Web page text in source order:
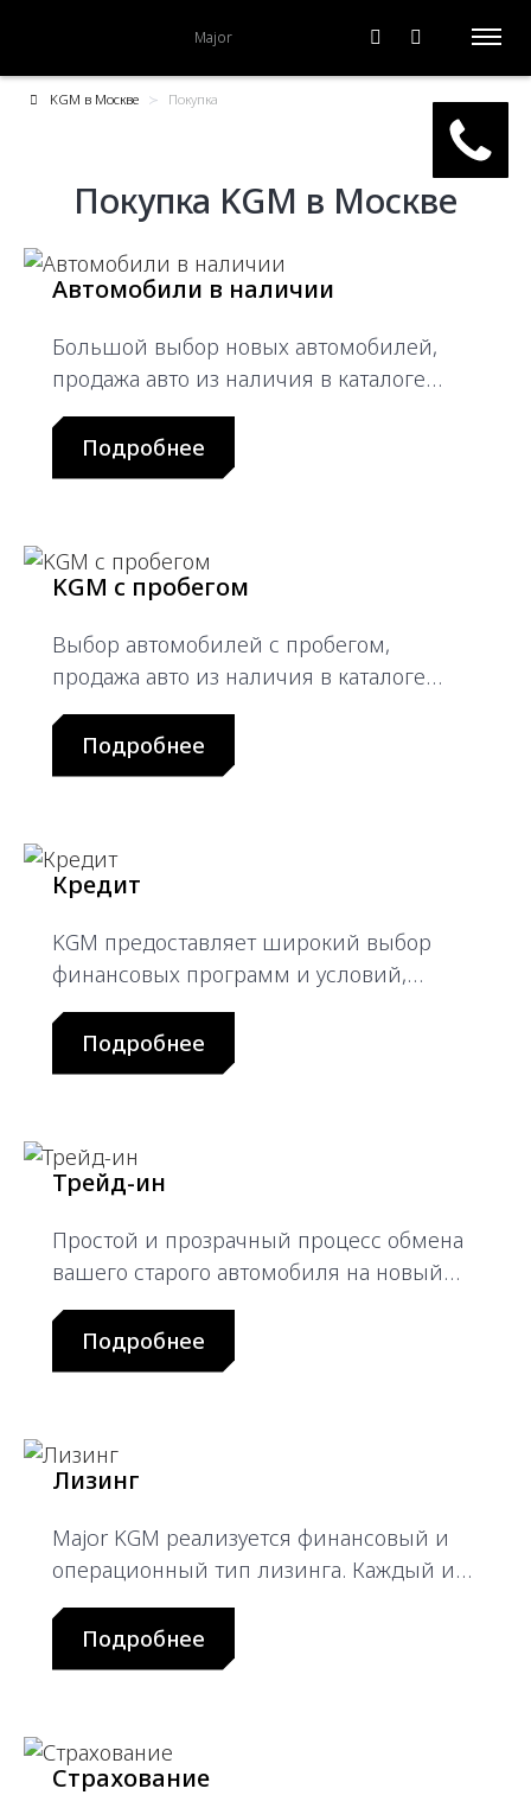
Major
KGM в Москве Покупка
Покупка KGM в Москве
Автомобили в наличии
Большой выбор новых автомобилей,
продажа авто из наличия в каталоге
официального дилерского центра
Подробнее
KGM с пробегом
Выбор автомобилей с пробегом,
продажа авто из наличия в каталоге
официального дилерского центра
Подробнее
Кредит
KGM предоставляет широкий выбор
финансовых программ и условий,
позволяющих вам купить автомобиль
Подробнее
Трейд-ин
Простой и прозрачный процесс обмена
вашего старого автомобиля на новый
KGM
Подробнее
Лизинг
Major KGM реализуется финансовый и
операционный тип лизинга. Каждый из
них имеет свои особенности и
преимущества, удовлетворяющие
потребности клиентов.
Подробнее
Страхование